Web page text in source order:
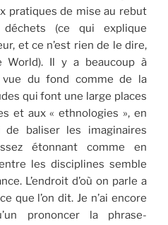
pratiques de mise au rebut
(ce qui explique
et ce n’est rien de le dire,
Il y a beaucoup à
du fond comme de la
qui font une large places
et aux « ethnologies », en
baliser les imaginaires
étonnant comme en
les disciplines semble
L’endroit d’où on parle a
que l’on dit. Je n’ai encore
prononcer la phrase-